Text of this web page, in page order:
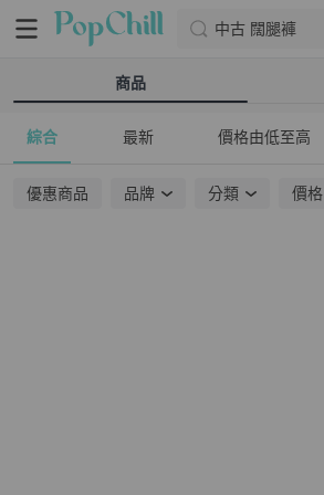
中古 闊腿褲
商品
綜合 最新 價格由低至高
優惠商品 品牌 分類 價格